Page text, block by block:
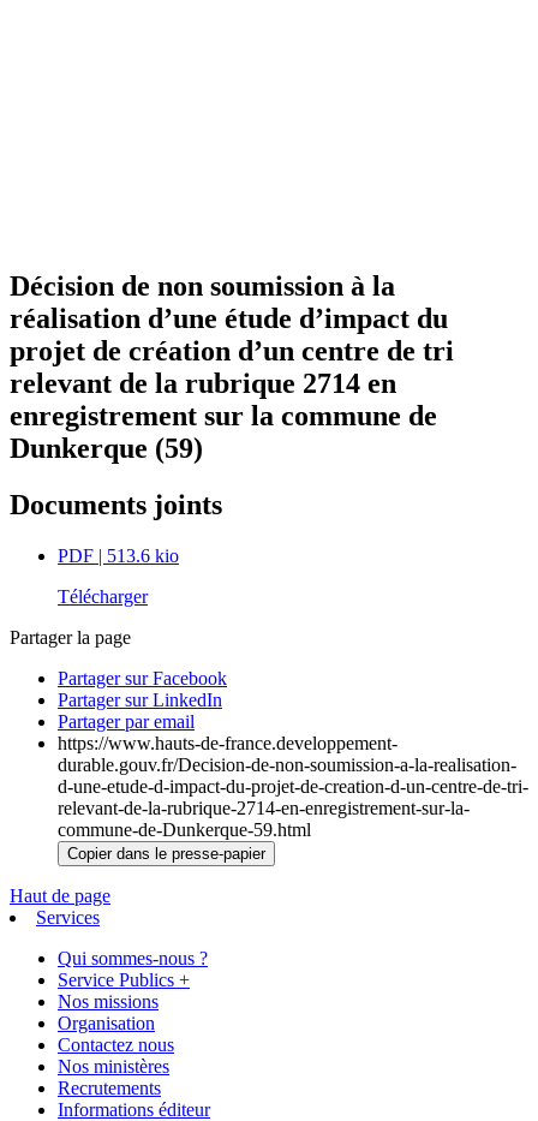
Décision de non soumission à la
réalisation d’une étude d’impact du
projet de création d’un centre de tri
relevant de la rubrique 2714 en
enregistrement sur la commune de
Dunkerque (59)
Documents joints
PDF | 513.6 kio
Télécharger
Partager la page
Partager sur Facebook
Partager sur LinkedIn
Partager par email
https://www.hauts-de-france.developpement-
durable.gouv.fr/Decision-de-non-soumission-a-la-realisation-
d-une-etude-d-impact-du-projet-de-creation-d-un-centre-de-tri-
relevant-de-la-rubrique-2714-en-enregistrement-sur-la-
commune-de-Dunkerque-59.html
Copier dans le presse-papier
Haut de page
Services
Qui sommes-nous ?
Service Publics +
Nos missions
Organisation
Contactez nous
Nos ministères
Recrutements
Informations éditeur